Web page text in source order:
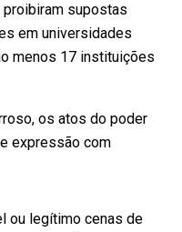
supostas
em universidades
menos 17 instituições
os atos do poder
expressão com
ou legítimo cenas de